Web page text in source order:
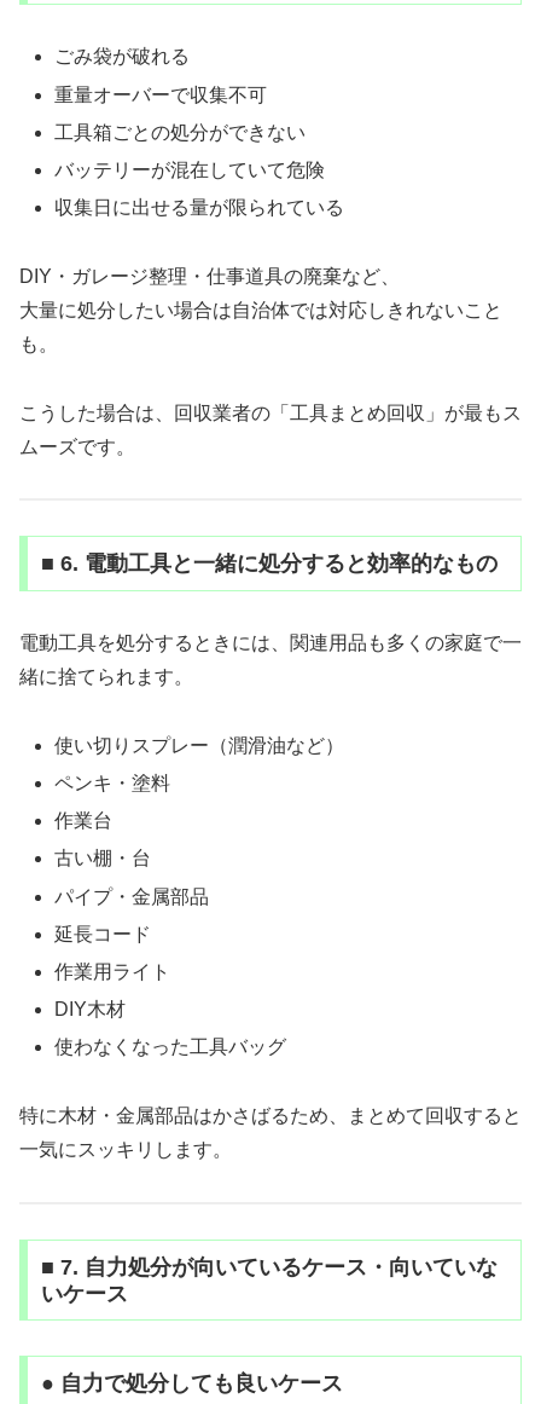
ごみ袋が破れる
重量オーバーで収集不可
工具箱ごとの処分ができない
バッテリーが混在していて危険
収集日に出せる量が限られている
DIY・ガレージ整理・仕事道具の廃棄など、
大量に処分したい場合は自治体では対応しきれないこと
も。
こうした場合は、回収業者の「工具まとめ回収」が最もス
ムーズです。
■ 6. 電動工具と一緒に処分すると効率的なもの
電動工具を処分するときには、関連用品も多くの家庭で一
緒に捨てられます。
使い切りスプレー（潤滑油など）
ペンキ・塗料
作業台
古い棚・台
パイプ・金属部品
延長コード
作業用ライト
DIY木材
使わなくなった工具バッグ
特に木材・金属部品はかさばるため、まとめて回収すると
一気にスッキリします。
■ 7. 自力処分が向いているケース・向いていな
いケース
● 自力で処分しても良いケース